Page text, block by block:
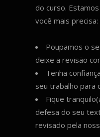
do curso.
você mais
Poupamos o
deixe a revisão
Tenha
seu trabalho para
Fique
defesa do seu
revisado pela